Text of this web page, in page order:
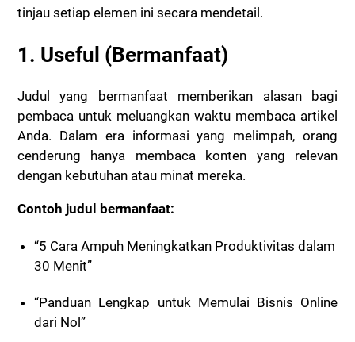
tinjau setiap elemen ini secara mendetail.
1. Useful (Bermanfaat)
Judul yang bermanfaat memberikan alasan bagi
pembaca untuk meluangkan waktu membaca artikel
Anda. Dalam era informasi yang melimpah, orang
cenderung hanya membaca konten yang relevan
dengan kebutuhan atau minat mereka.
Contoh judul bermanfaat:
“5 Cara Ampuh Meningkatkan Produktivitas dalam
30 Menit”
“Panduan Lengkap untuk Memulai Bisnis Online
dari Nol”